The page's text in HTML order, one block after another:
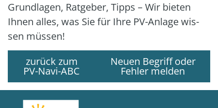
Grund­la­gen, Rat­ge­ber, Tipps – Wir bie­ten
Ihnen alles, was Sie für Ihre PV-Anla­ge wis­
sen müs­sen!
zurück zum
PV-Navi-ABC
Neuen Begriff oder
Fehler melden